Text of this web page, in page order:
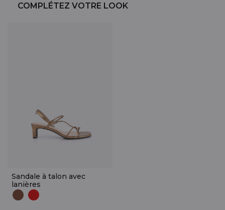
COMPLÉTEZ VOTRE LOOK
Sandale à talon avec
lanières